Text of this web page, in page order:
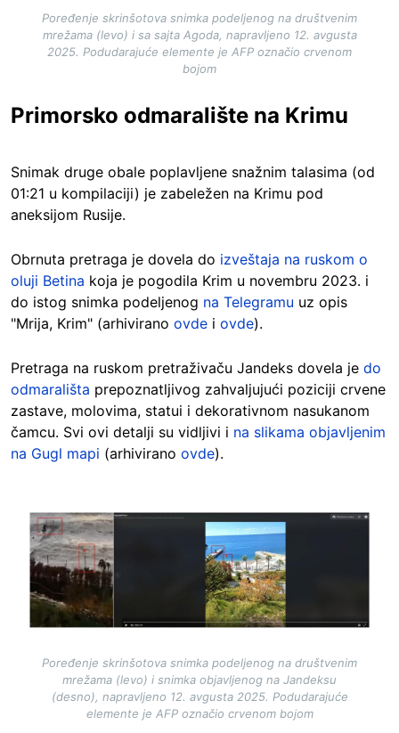
Poređenje skrinšotova snimka podeljenog na društvenim
mrežama (levo) i sa sajta Agoda, napravljeno 12. avgusta
2025. Podudarajuće elemente je AFP označio crvenom
bojom
Primorsko odmaralište na Krimu
Snimak druge obale poplavljene snažnim talasima (od
01:21 u kompilaciji) je zabeležen na Krimu pod
aneksijom Rusije.
Obrnuta pretraga je dovela do izveštaja na ruskom o
oluji Betina koja je pogodila Krim u novembru 2023. i
do istog snimka podeljenog na Telegramu uz opis
"Mrija, Krim" (arhivirano ovde i ovde).
Pretraga na ruskom pretraživaču Jandeks dovela je do
odmarališta prepoznatljivog zahvaljujući poziciji crvene
zastave, molovima, statui i dekorativnom nasukanom
čamcu. Svi ovi detalji su vidljivi i na slikama objavljenim
na Gugl mapi (arhivirano ovde).
Image
Poređenje skrinšotova snimka podeljenog na društvenim
mrežama (levo) i snimka objavljenog na Jandeksu
(desno), napravljeno 12. avgusta 2025. Podudarajuće
elemente je AFP označio crvenom bojom